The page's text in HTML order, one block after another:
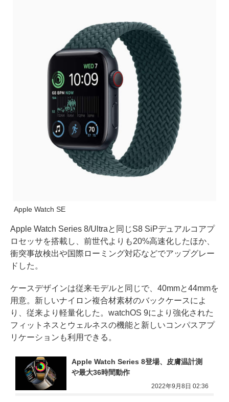
Apple Watch SE
Apple Watch Series 8/Ultraと同じS8 SiPデュアルコアプ
ロセッサを搭載し、前世代よりも20%高速化したほか、
衝突事故検出や国際ローミング対応などでアップグレー
ドした。
ケースデザインは従来モデルと同じで、40mmと44mmを
用意。新しいナイロン複合材素材のバックケースによ
り、従来より軽量化した。watchOS 9により強化された
フィットネスとウェルネスの機能と新しいコンパスアプ
リケーションも利用できる。
Apple Watch Series 8登場、皮膚温計測
や最大36時間動作
2022年9月8日 02:36